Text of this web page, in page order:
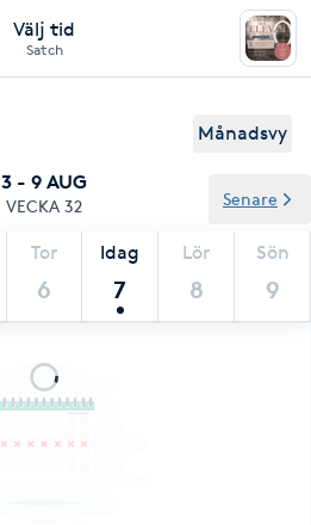
Välj tid
Satch
Månadsvy
3 - 9 AUG
VECKA 32
Tor
6
Idag
7
Lör
8
Sön
9
Senare